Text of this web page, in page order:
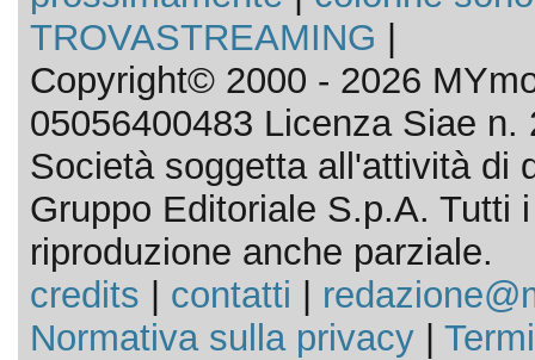
TROVASTREAMING
Copyright© 2000 - 2026
05056400483 Licenza Siae n.
Società soggetta all'attività di
Gruppo Editoriale S.p.A. Tutti
riproduzione anche parziale.
credits
contatti
Normativa sulla privacy|